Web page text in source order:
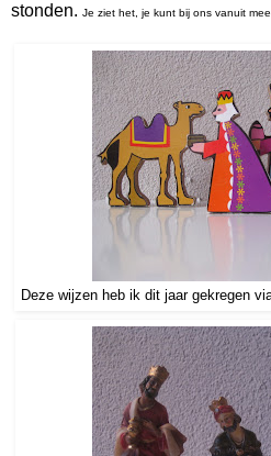
stonden. Je ziet het, je kunt bij ons vanuit
Deze wijzen heb ik dit jaar gekregen